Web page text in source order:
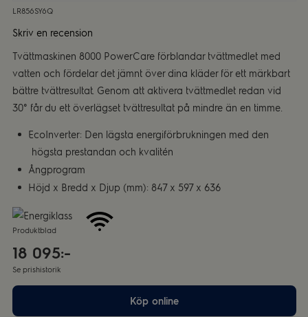
LR856SY6Q
Skriv en recension
Tvättmaskinen 8000 PowerCare förblandar tvättmedlet med
vatten och fördelar det jämnt över dina kläder för ett märkbart
bättre tvättresultat. Genom att aktivera tvättmedlet redan vid
30° får du ett överlägset tvättresultat på mindre än en timme.
EcoInverter: Den lägsta energiförbrukningen med den
högsta prestandan och kvalitén
Ångprogram
Höjd x Bredd x Djup (mm): 847 x 597 x 636
Produktblad
18 095:-
Se prishistorik
Köp online